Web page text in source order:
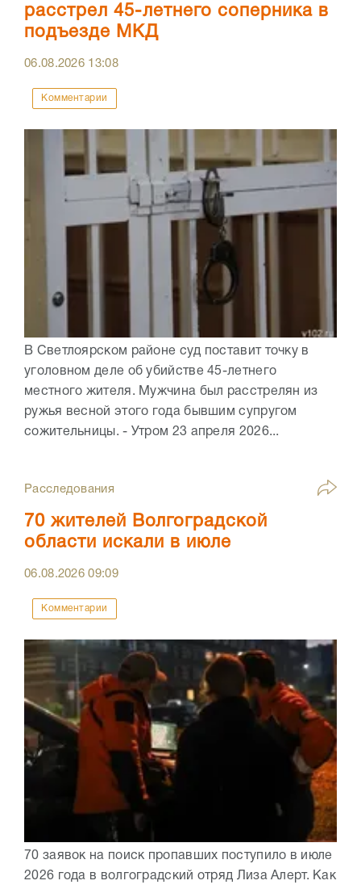
расстрел 45-летнего соперника в
подъезде МКД
06.08.2026 13:08
Комментарии
В Светлоярском районе суд поставит точку в
уголовном деле об убийстве 45-летнего
местного жителя. Мужчина был расстрелян из
ружья весной этого года бывшим супругом
сожительницы. - Утром 23 апреля 2026...
Расследования
70 жителей Волгоградской
области искали в июле
06.08.202609:09
Комментарии
70 заявок на поиск пропавших поступило в июле
2026 года в волгоградский отряд Лиза Алерт. Как